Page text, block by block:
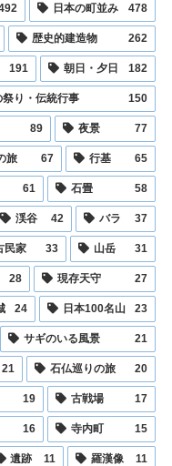
日本の町並み 478
歴史的建造物 262
191 朝日・夕日 182
祭り・伝統行事 150
89 夜景 77
旅 67 行基 65
61 石畳 58
渓谷 42 バラ 37
民家 33 山岳 31
28 現存天守 27
24 日本100名山 23
サギのいる風景 21
21 石仏巡りの旅 20
19 古戦場 17
16 寺内町 15
遺跡 11 羅漢像 11